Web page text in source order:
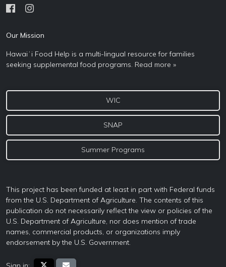
Our Mission
Hawaiʻi Food Help is a multi-lingual resource for families
seeking supplemental food programs. Read more »
WIC
SNAP
Summer Programs
This project has been funded at least in part with Federal funds
from the U.S. Department of Agriculture. The contents of this
publication do not necessarily reflect the view or policies of the
U.S. Department of Agriculture, nor does mention of trade
names, commercial products, or organizations imply
endorsement by the U.S. Government.